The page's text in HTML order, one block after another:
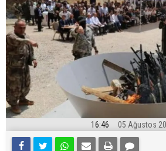
16:46 05 Ağustos